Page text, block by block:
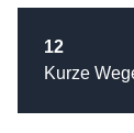
12
Kurze